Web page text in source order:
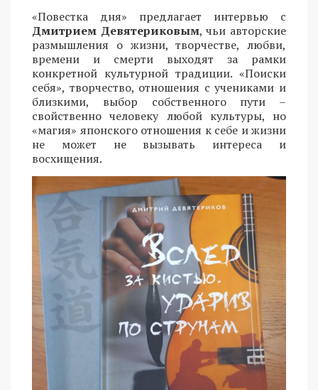
«Повестка дня» предлагает интервью с
Дмитрием Девятериковым, чьи авторские
размышления о жизни, творчестве, любви,
времени и смерти выходят за рамки
конкретной культурной традиции. «Поиски
себя», творчество, отношения с учениками и
близкими, выбор собственного пути –
свойственно человеку любой культуры, но
«магия» японского отношения к себе и жизни
не может не вызывать интереса и
восхищения.